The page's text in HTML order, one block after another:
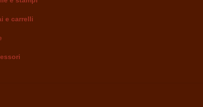
e carrelli